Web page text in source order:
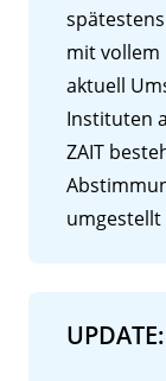
mit vollem
aktuell
Instituten
ZAIT
umgestellt